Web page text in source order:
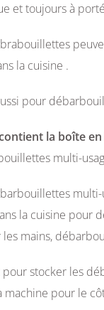
et toujours à
la cuisine .
pour
la boîte en
multi-
la cuisine pour
les mains,
pour stocker les
machine pour le